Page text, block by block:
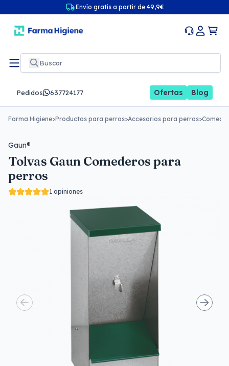
Envío gratis a partir de 49,9€
Pedidos 637724177 Ofertas Blog
Farma Higiene>Productos para perros>Accesorios para perros>
Gaun®
Tolvas Gaun Comederos para
perros
1 opiniones